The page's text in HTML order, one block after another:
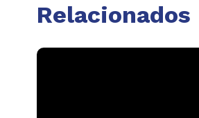
Relacionados